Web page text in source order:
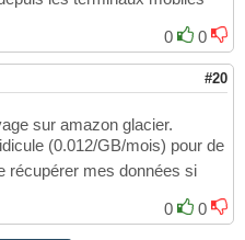
0
0
#20
sur amazon glacier.
(0.012/GB/mois) pour de
récupérer mes données si
0
0